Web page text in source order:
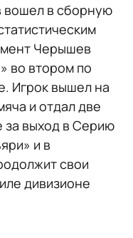
вошел в сборную
Черышев
во втором по
Игрок вышел на
и отдал две
за выход в Серию
и в
свои
дивизионе